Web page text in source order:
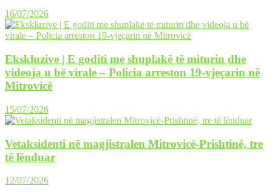
16/07/2026
Ekskluzive | E goditi me shuplakë të miturin dhe
videoja u bë virale – Policia arreston 19-vjeçarin në
Mitrovicë
15/07/2026
Vetaksidenti në magjistralen Mitrovicë-Prishtinë, tre
të lënduar
12/07/2026